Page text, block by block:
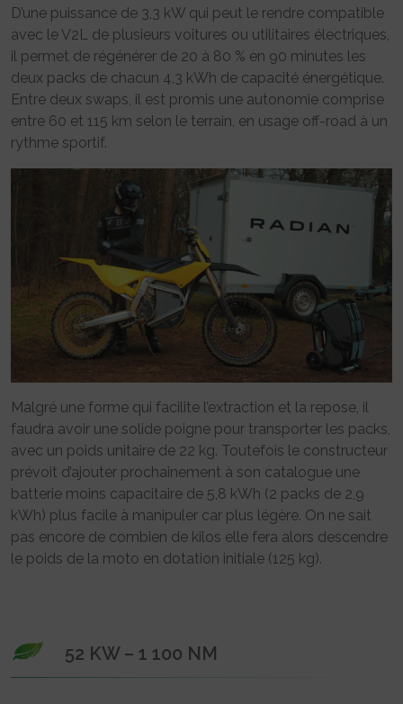
D’une puissance de 3,3 kW qui peut le rendre compatible
avec le V2L de plusieurs voitures ou utilitaires électriques,
il permet de régénérer de 20 à 80 % en 90 minutes les
deux packs de chacun 4,3 kWh de capacité énergétique.
Entre deux swaps, il est promis une autonomie comprise
entre 60 et 115 km selon le terrain, en usage off-road à un
rythme sportif.
Malgré une forme qui facilite l’extraction et la repose, il
faudra avoir une solide poigne pour transporter les packs,
avec un poids unitaire de 22 kg. Toutefois le constructeur
prévoit d’ajouter prochainement à son catalogue une
batterie moins capacitaire de 5,8 kWh (2 packs de 2,9
kWh) plus facile à manipuler car plus légère. On ne sait
pas encore de combien de kilos elle fera alors descendre
le poids de la moto en dotation initiale (125 kg).
52 KW – 1 100 NM